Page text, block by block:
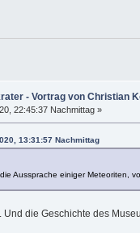
- Vortrag von Christian
22:45:37 Nachmittag »
13:31:57 Nachmittag
Aussprache einiger Meteoriten,
die Geschichte des